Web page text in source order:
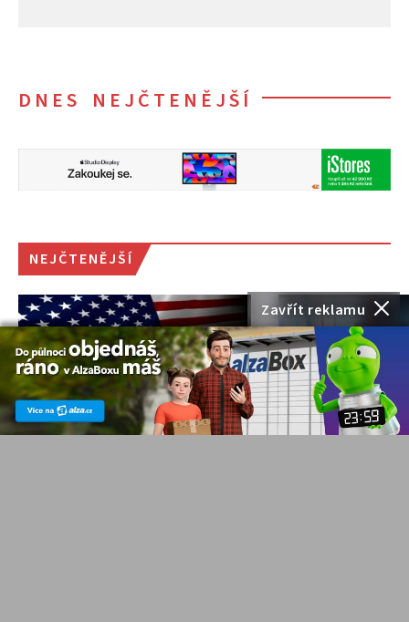
Zavřít reklamu
DNES NEJČTENĚJŠÍ
NEJČTENĚJŠÍ